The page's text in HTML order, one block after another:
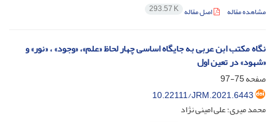
مشاهده مقاله اصل مقاله 293.57 K
نگاه مکتب ابن عربی به جایگاه اساسی چهار لحاظ «علم»، «وجود» ، «نور» و
«شهود» در تعین اول
صفحه75-97
10.22111/JRM.2021.6443
محمد میری؛ علی امینی نژاد